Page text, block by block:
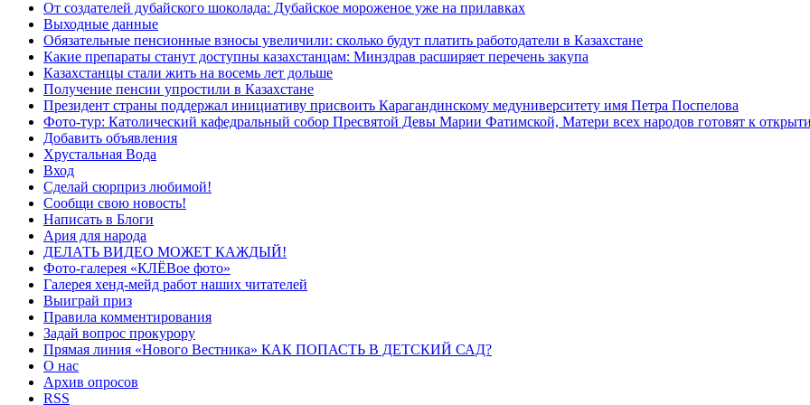
От создателей дубайского шоколада: Дубайское мороженое уже на прилавках
Выходные данные
Обязательные пенсионные взносы увеличили: сколько будут платить работодатели в Казахстане
Какие препараты станут доступны казахстанцам: Минздрав расширяет перечень закупа
Казахстанцы стали жить на восемь лет дольше
Получение пенсии упростили в Казахстане
Президент страны поддержал инициативу присвоить Карагандинскому медуниверситету имя Петра Поспелова
Фото-тур: Католический кафедральный собор Пресвятой Девы Марии Фатимской, Матери всех народов готовят к
Добавить объявления
Хрустальная Вода
Вход
Сделай сюрприз любимой!
Сообщи свою новость!
Написать в Блоги
Ария для народа
ДЕЛАТЬ ВИДЕО МОЖЕТ КАЖДЫЙ!
Фото-галерея «КЛЁВое фото»
Галерея хенд-мейд работ наших читателей
Выиграй приз
Правила комментирования
Задай вопрос прокурору
Прямая линия «Нового Вестника» КАК ПОПАСТЬ В ДЕТСКИЙ САД?
О нас
Архив опросов
RSS